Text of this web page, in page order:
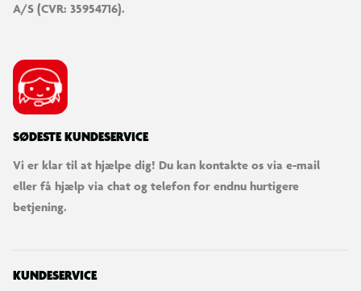
A/S (CVR: 35954716).
SØDESTE KUNDESERVICE
Vi er klar til at hjælpe dig! Du kan kontakte os via e-mail
eller få hjælp via chat og telefon for endnu hurtigere
betjening.
KUNDESERVICE